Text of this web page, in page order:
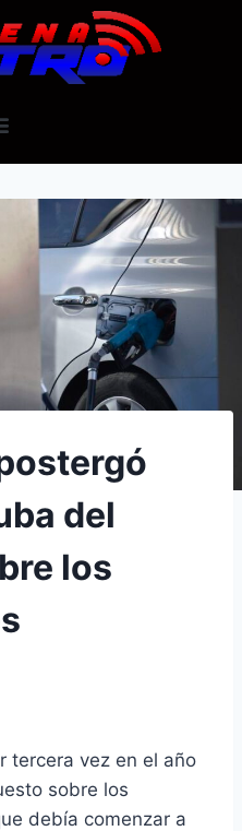
del
los
tercera vez en el año
sobre los
debía comenzar a